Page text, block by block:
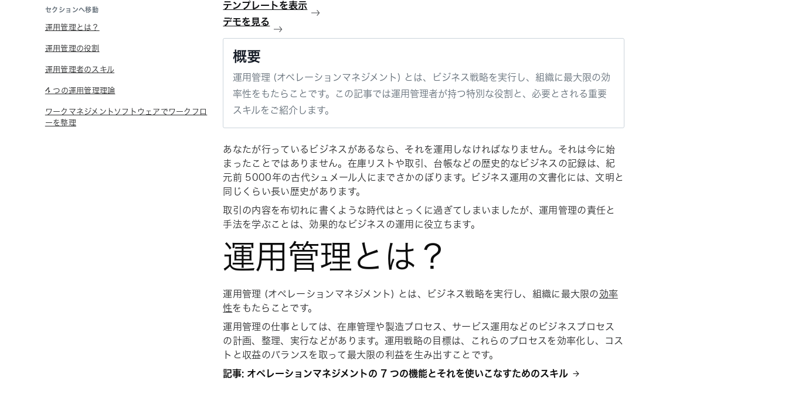
セクションへ移動
運用管理とは？
運用管理の役割
運用管理者のスキル
4 つの運用管理理論
ワークマネジメントソフトウェアでワークフロ
ーを整理
テンプレートを表示
デモを見る
概要
運用管理 (オペレーションマネジメント) とは、ビジネス戦略を実行し、組織に最大限の効
率性をもたらことです。この記事では運用管理者が持つ特別な役割と、必要とされる重要
スキルをご紹介します。
あなたが行っているビジネスがあるなら、それを運用しなければなりません。それは今に始
まったことではありません。在庫リストや取引、台帳などの歴史的なビジネスの記録は、紀
元前 5000年の古代シュメール人にまでさかのぼります。ビジネス運用の文書化には、文明と
同じくらい長い歴史があります。
取引の内容を布切れに書くような時代はとっくに過ぎてしまいましたが、運用管理の責任と
手法を学ぶことは、効果的なビジネスの運用に役立ちます。
運用管理とは？
運用管理 (オペレーションマネジメント) とは、ビジネス戦略を実行し、組織に最大限の効率
性をもたらことです。
運用管理の仕事としては、在庫管理や製造プロセス、サービス運用などのビジネスプロセス
の計画、整理、実行などがあります。運用戦略の目標は、これらのプロセスを効率化し、コス
トと収益のバランスを取って最大限の利益を生み出すことです。
記事: オペレーションマネジメントの 7 つの機能とそれを使いこなすためのスキル